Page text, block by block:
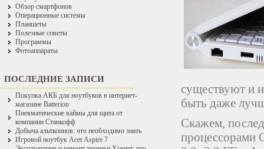
Обзор смартфонов
Операционные системы
Планшеты
Полезные советы
Программы
Фотоаппараты
ПОСЛЕДНИЕ ЗАПИСИ
Покупка АКБ для ноутбуков в интернет-
магазине Batterion
Пневматические ваймы для щита от
компании Станкофф
Добыча альткоинов: что необходимо знать
Игровой ноутбук Acer Aspire 7
существуют и
быть даже
Скажем,
процессорами